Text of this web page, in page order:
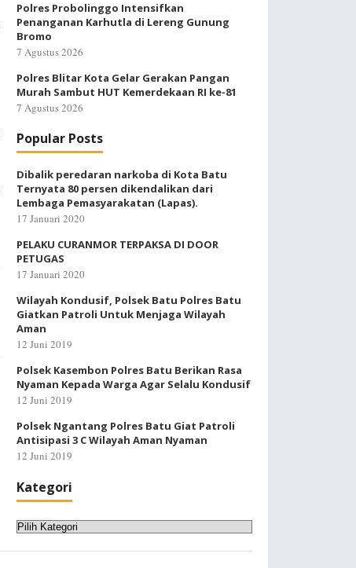
Polres Probolinggo Intensifkan
Penanganan Karhutla di Lereng Gunung
Bromo
7 Agustus 2026
Polres Blitar Kota Gelar Gerakan Pangan
Murah Sambut HUT Kemerdekaan RI ke-81
7 Agustus 2026
Popular Posts
Dibalik peredaran narkoba di Kota Batu
Ternyata 80 persen dikendalikan dari
Lembaga Pemasyarakatan (Lapas).
17 Januari 2020
PELAKU CURANMOR TERPAKSA DI DOOR
PETUGAS
17 Januari 2020
Wilayah Kondusif, Polsek Batu Polres Batu
Giatkan Patroli Untuk Menjaga Wilayah
Aman
12 Juni 2019
Polsek Kasembon Polres Batu Berikan Rasa
Nyaman Kepada Warga Agar Selalu Kondusif
12 Juni 2019
Polsek Ngantang Polres Batu Giat Patroli
Antisipasi 3 C Wilayah Aman Nyaman
12 Juni 2019
Kategori
Kategori